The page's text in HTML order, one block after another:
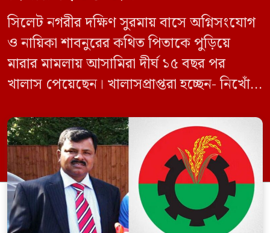
সিলেট নগরীর দক্ষিণ সুরমায় বাসে অগ্নিসংযোগ
ও নায়িকা শাবনুরের কথিত পিতাকে পুড়িয়ে
মারার মামলায় আসামিরা দীর্ঘ ১৫ বছর পর
খালাস পেয়েছেন। খালাসপ্রাপ্তরা হচ্ছেন- নিখোঁজ
ইফতেখার আহমদ দিনারসহ ৩৮ জন নেতাকর্মী।
মঙ্গলবার দুপুরে মামলার দীর্ঘ শুনানি ও সাক্ষ্য-
প্রমাণ জেরা শেষে আসামিরা নির্দোষ প্রমাণিত
হওয়ায় খালাস দেন বিচারক। মানবপাচার […]